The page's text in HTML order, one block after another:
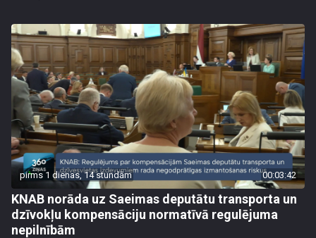
pirms 1 dienas, 14 stundām 00:03:42
KNAB norāda uz Saeimas deputātu transporta un
dzīvokļu kompensāciju normatīvā regulējuma
nepilnībām